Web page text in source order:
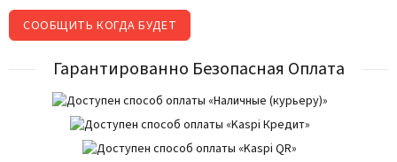
СООБЩИТЬ КОГДА БУДЕТ
Гарантированно Безопасная Оплата